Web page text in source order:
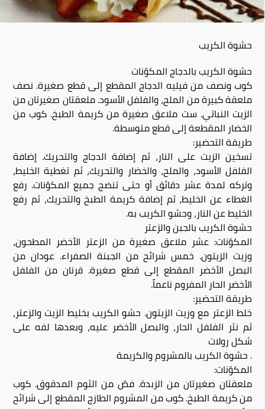
حشوة الكريب
حشوة الكريب بالدجاج المكوّنات
كوب ونصف من فيليه الدجاج المقطع إلى قطع صغيرة. نصف
ملعقة كبيرة من الملح، والفلفل الأسود. ملعقتان صغيرتان من
الزيت النباتي. ست ملاعق صغيرة من كريمة الطبخ. كوب من
الخضار المقطعة إلى قطع متوسطة.
طريقة التحضير:
تسخين الزيت على النار، ثم إضافة الدجاج والتحريك. إضافة
الفلفل الأسود، والملح، والخضار والتحريك، ثم تغطية الخليط،
وتركه لمدة عشر دقائق أو حتى تنضج جميع المكوّنات. رفع
الغطاء عن الخليط، ثم إضافة كريمة الطبخ والتحريك، ثم رفع
الخليط عن النار، وحشو الكريب به.
حشوة الكريب بالجبن والزعتر
المكوّنات: عشر ملاعق صغيرة من الزعتر الأخضر المطحون،
وزيت الزيتون. خمس شرائح من الجبنة الصفراء. عودان من
البصل الأخضر المقطع إلى قطع صغيرة. قرنان من الفلفل
الأخضر الحار المفروم ناعماً.
طريقة التحضير:
خلط الزعتر مع وزيت الزيتون. حشو الكريب بخليط الزيت والزعتر،
ثم نثر الفلفل الحار، والبصل الأخضر عليه، وبعدها لفه على
شكل رولات
. حشوة الكريب بالمشروم والكريمة
المكوّنات:
ملعقتان صغيرتان من الزبدة. فصّ من الثوم المدقوق. كوب
من كريمة الطبخ. كوب من المشروم الطازج المقطع إلى شرائح